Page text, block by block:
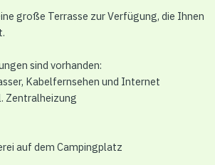
große Terrasse zur Verfügung, die Ihnen
sind vorhanden:
Kabelfernsehen und Internet
Zentralheizung
auf dem Campingplatz